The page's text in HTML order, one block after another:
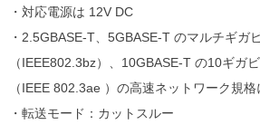
・対応電源は 12V DC
・2.5GBASE-T、5GBASE-T のマルチギガ
（IEEE802.3bz）、10GBASE-T の10ギガ
（IEEE 802.3ae ）の高速ネットワーク規
・転送モード：カットスルー